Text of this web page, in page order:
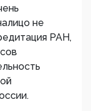
не
РАН,